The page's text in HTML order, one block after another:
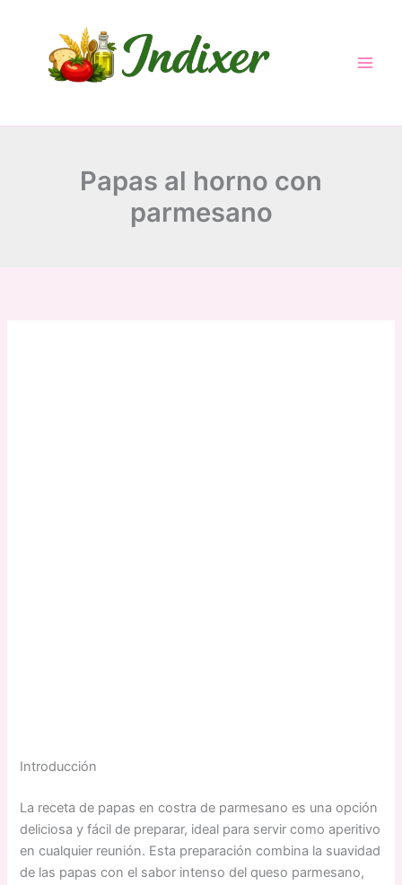
Papas al horno con
parmesano
Introducción
La receta de papas en costra de parmesano es una opción
deliciosa y fácil de preparar, ideal para servir como aperitivo
en cualquier reunión. Esta preparación combina la suavidad
de las papas con el sabor intenso del queso parmesano,